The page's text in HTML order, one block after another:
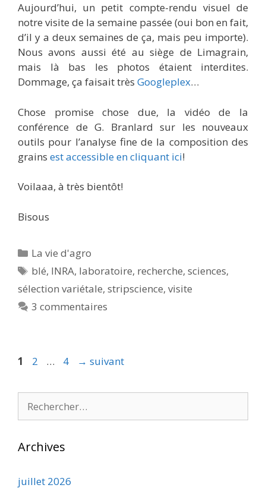
Aujourd’hui, un petit compte-rendu visuel de
notre visite de la semaine passée (oui bon en fait,
d’il y a deux semaines de ça, mais peu importe).
Nous avons aussi été au siège de Limagrain,
mais là bas les photos étaient interdites.
Dommage, ça faisait très Googleplex…
Chose promise chose due, la vidéo de la
conférence de G. Branlard sur les nouveaux
outils pour l’analyse fine de la composition des
grains est accessible en cliquant ici!
Voilaaa, à très bientôt!
Bisous
Catégories
La vie d'agro
Étiquettes
blé, INRA, laboratoire, recherche,sciences,
sélection variétale, stripscience, visite
3 commentaires
Page
1 Page
2 … Page
4 → suivant
Archives
juillet 2026